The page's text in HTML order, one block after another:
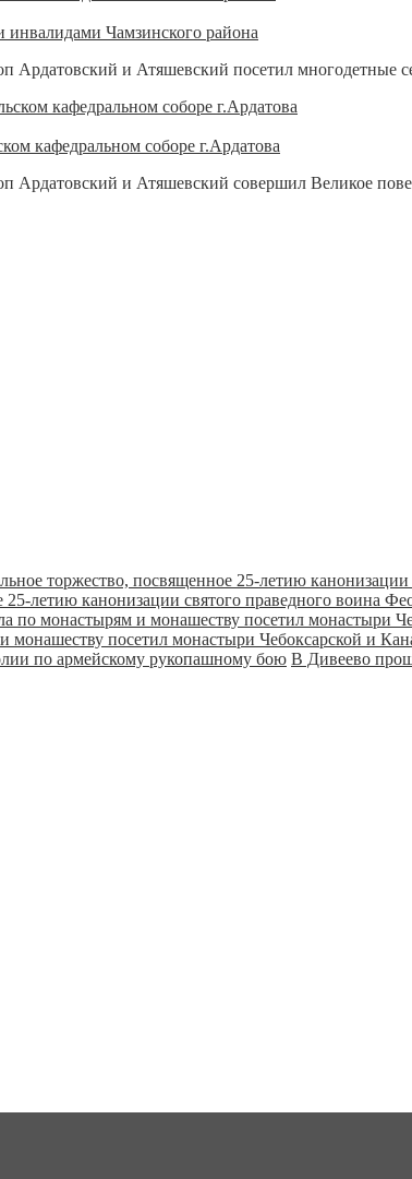
инвалидами Чамзинского района
Ардатовский и Атяшевский посетил многодетные
кафедральном соборе г.Ардатова
Ардатовский и Атяшевский совершил Великое
летию канонизации святого праведного воина
монашеству посетил монастыри Чебоксарской и
В Дивеево